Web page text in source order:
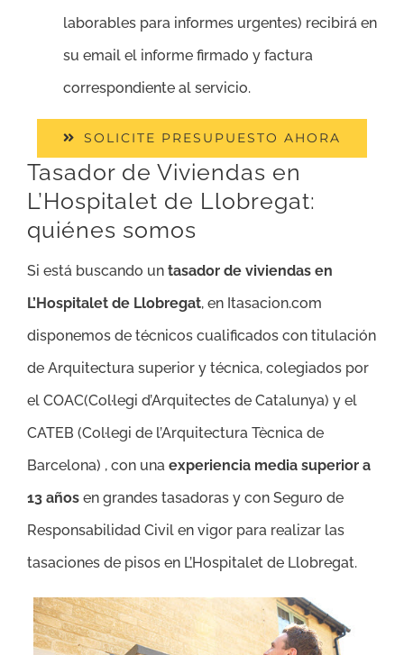
laborables para informes urgentes) recibirá en
su email el informe firmado y factura
correspondiente al servicio.
SOLICITE PRESUPUESTO AHORA
Tasador de Viviendas en
L’Hospitalet de Llobregat:
quiénes somos
Si está buscando un tasador de viviendas en
L’Hospitalet de Llobregat, en Itasacion.com
disponemos de técnicos cualificados con titulación
de Arquitectura superior y técnica, colegiados por
el COAC(Col·legi d’Arquitectes de Catalunya) y el
CATEB (Col·legi de l’Arquitectura Tècnica de
Barcelona) , con una experiencia media superior a
13 años en grandes tasadoras y con Seguro de
Responsabilidad Civil en vigor para realizar las
tasaciones de pisos en L’Hospitalet de Llobregat.